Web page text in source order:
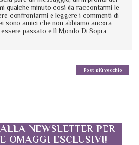
qualche minuto così da raccontarmi le
confrontarmi e leggere i commenti di
sono amici che non abbiamo ancora
passato e Il Mondo Di Sopra
Post più vecchio
NEWSLETTER PER
OMAGGI ESCLUSIVI!